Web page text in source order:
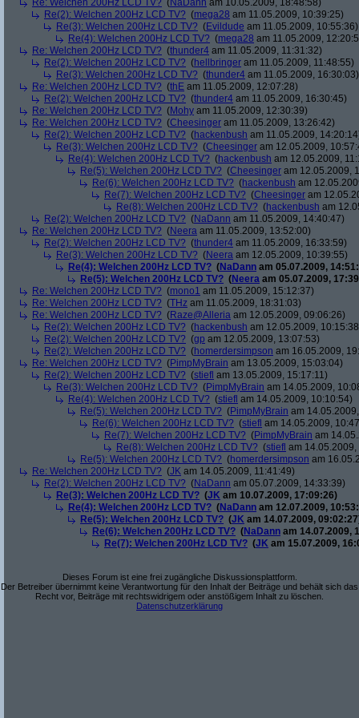
Re: Welchen 200Hz LCD TV? (NaDann am 10.05.2009, 18:48:58)
Re(2): Welchen 200Hz LCD TV? (mega28 am 11.05.2009, 10:39:25)
Re(3): Welchen 200Hz LCD TV? (Evildude am 11.05.2009, 10:55:36)
Re(4): Welchen 200Hz LCD TV? (mega28 am 11.05.2009,
Re: Welchen 200Hz LCD TV? (thunder4 am 11.05.2009, 11:31:32)
Re(2): Welchen 200Hz LCD TV? (hellbringer am 11.05.2009, 11:48:55)
Re(3): Welchen 200Hz LCD TV? (thunder4 am 11.05.2009, 16:30:03)
Re: Welchen 200Hz LCD TV? (thE am 11.05.2009, 12:07:28)
Re(2): Welchen 200Hz LCD TV? (thunder4 am 11.05.2009, 16:30:45)
Re: Welchen 200Hz LCD TV? (Mohy am 11.05.2009, 12:30:39)
Re: Welchen 200Hz LCD TV? (Cheesinger am 11.05.2009, 13:26:42)
Re(2): Welchen 200Hz LCD TV? (hackenbush am 11.05.2009,
Re(3): Welchen 200Hz LCD TV? (Cheesinger am 12.05.2009,
Re(4): Welchen 200Hz LCD TV? (hackenbush am 12.05.2009,
Re(5): Welchen 200Hz LCD TV? (Cheesinger am 12.05.2009,
Re(6): Welchen 200Hz LCD TV? (hackenbush am
Re(7): Welchen 200Hz LCD TV? (Cheesinger am
Re(8): Welchen 200Hz LCD TV? (hackenbush am
Re(2): Welchen 200Hz LCD TV? (NaDann am 11.05.2009, 14:40:47)
Re: Welchen 200Hz LCD TV? (Neera am 11.05.2009, 13:52:00)
Re(2): Welchen 200Hz LCD TV? (thunder4 am 11.05.2009, 16:33:59)
Re(3): Welchen 200Hz LCD TV? (Neera am 12.05.2009, 10:39:55)
Re(4): Welchen 200Hz LCD TV? (NaDann am 05.07.2009,
Re(5): Welchen 200Hz LCD TV? (Neera am 05.07.2009,
Re: Welchen 200Hz LCD TV? (mono1 am 11.05.2009, 15:12:37)
Re: Welchen 200Hz LCD TV? (THz am 11.05.2009, 18:31:03)
Re: Welchen 200Hz LCD TV? (Raze@Alleria am 12.05.2009, 09:06:26)
Re(2): Welchen 200Hz LCD TV? (hackenbush am 12.05.2009,
Re(2): Welchen 200Hz LCD TV? (gp am 12.05.2009, 13:07:53)
Re(2): Welchen 200Hz LCD TV? (homerdersimpson am 16.05.2009,
Re: Welchen 200Hz LCD TV? (PimpMyBrain am 13.05.2009, 15:03:04)
Re(2): Welchen 200Hz LCD TV? (stiefl am 13.05.2009, 15:17:11)
Re(3): Welchen 200Hz LCD TV? (PimpMyBrain am 14.05.2009,
Re(4): Welchen 200Hz LCD TV? (stiefl am 14.05.2009, 10:10:54)
Re(5): Welchen 200Hz LCD TV? (PimpMyBrain am
Re(6): Welchen 200Hz LCD TV? (stiefl am 14.05.2009,
Re(7): Welchen 200Hz LCD TV? (PimpMyBrain am
Re(8): Welchen 200Hz LCD TV? (stiefl am 14.05.2009,
Re(5): Welchen 200Hz LCD TV? (homerdersimpson am
Re: Welchen 200Hz LCD TV? (JK am 14.05.2009, 11:41:49)
Re(2): Welchen 200Hz LCD TV? (NaDann am 05.07.2009, 14:33:39)
Re(3): Welchen 200Hz LCD TV? (JK am 10.07.2009, 17:09:26)
Re(4): Welchen 200Hz LCD TV? (NaDann am 12.07.2009,
Re(5): Welchen 200Hz LCD TV? (JK am 14.07.2009,
Re(6): Welchen 200Hz LCD TV? (NaDann am 14.07.2009,
Re(7): Welchen 200Hz LCD TV? (JK am 15.07.2009,
Dieses Forum ist eine frei zugängliche Diskussionsplattform.
Der Betreiber übernimmt keine Verantwortung für den Inhalt der Beiträge und behält sich das
Recht vor, Beiträge mit rechtswidrigem oder anstößigem Inhalt zu löschen.
Datenschutzerklärung